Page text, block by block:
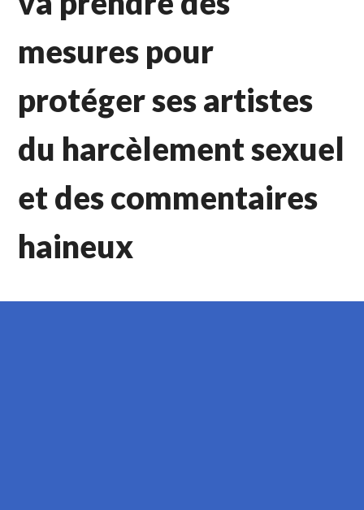
mesures pour
protéger ses artistes
du harcèlement sexuel
et des commentaires
haineux